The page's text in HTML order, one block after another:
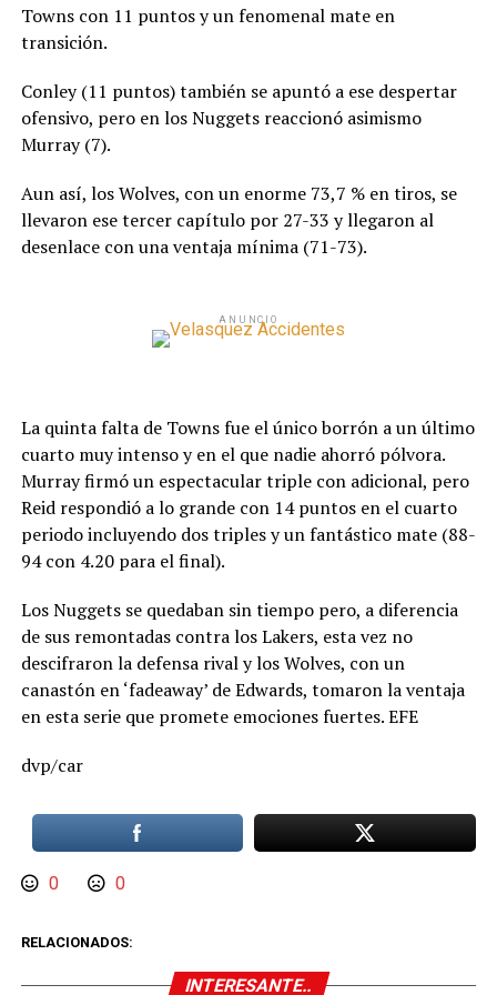
Towns con 11 puntos y un fenomenal mate en
transición.
Conley (11 puntos) también se apuntó a ese despertar
ofensivo, pero en los Nuggets reaccionó asimismo
Murray (7).
Aun así, los Wolves, con un enorme 73,7 % en tiros, se
llevaron ese tercer capítulo por 27-33 y llegaron al
desenlace con una ventaja mínima (71-73).
ANUNCIO
La quinta falta de Towns fue el único borrón a un último
cuarto muy intenso y en el que nadie ahorró pólvora.
Murray firmó un espectacular triple con adicional, pero
Reid respondió a lo grande con 14 puntos en el cuarto
periodo incluyendo dos triples y un fantástico mate (88-
94 con 4.20 para el final).
Los Nuggets se quedaban sin tiempo pero, a diferencia
de sus remontadas contra los Lakers, esta vez no
descifraron la defensa rival y los Wolves, con un
canastón en ‘fadeaway’ de Edwards, tomaron la ventaja
en esta serie que promete emociones fuertes. EFE
dvp/car
0 0
RELACIONADOS:
INTERESANTE..